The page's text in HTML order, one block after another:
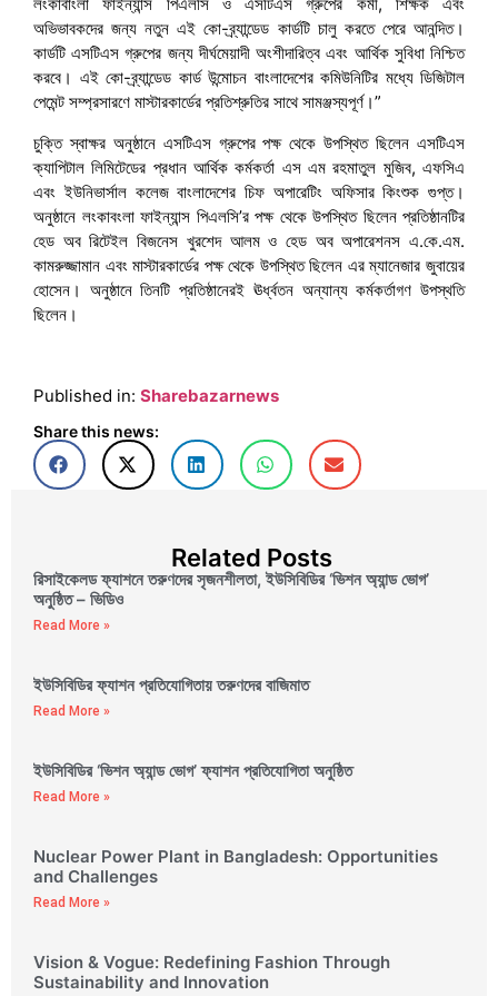
লংকাবাংলা ফাইন্যান্স পিএলসি ও এসটিএস গ্রুপের কর্মী, শিক্ষক এবং
অভিভাবকদের জন্য নতুন এই কো-ব্র্যান্ডেড কার্ডটি চালু করতে পেরে আনন্দিত।
কার্ডটি এসটিএস গ্রুপের জন্য দীর্ঘমেয়াদী অংশীদারিত্ব এবং আর্থিক সুবিধা নিশ্চিত
করবে। এই কো-ব্র্যান্ডেড কার্ড উন্মোচন বাংলাদেশের কমিউনিটির মধ্যে ডিজিটাল
পেমেন্ট সম্প্রসারণে মাস্টারকার্ডের প্রতিশ্রুতির সাথে সামঞ্জস্যপূর্ণ।”
চুক্তি স্বাক্ষর অনুষ্ঠানে এসটিএস গ্রুপের পক্ষ থেকে উপস্থিত ছিলেন এসটিএস
ক্যাপিটাল লিমিটেডের প্রধান আর্থিক কর্মকর্তা এস এম রহমাতুল মুজিব, এফসিএ
এবং ইউনিভার্সাল কলেজ বাংলাদেশের চিফ অপারেটিং অফিসার কিংশুক গুপ্ত।
অনুষ্ঠানে লংকাবংলা ফাইন্যান্স পিএলসি’র পক্ষ থেকে উপস্থিত ছিলেন প্রতিষ্ঠানটির
হেড অব রিটেইল বিজনেস খুরশেদ আলম ও হেড অব অপারেশনস এ.কে.এম.
কামরুজ্জামান এবং মাস্টারকার্ডের পক্ষ থেকে উপস্থিত ছিলেন এর ম্যানেজার জুবায়ের
হোসেন। অনুষ্ঠানে তিনটি প্রতিষ্ঠানেরই ঊর্ধ্বতন অন্যান্য কর্মকর্তাগণ উপস্থতি
ছিলেন।
Published in: Sharebazarnews
Share this news:
Related Posts
রিসাইকেলড ফ্যাশনে তরুণদের সৃজনশীলতা, ইউসিবিডির ‘ভিশন অ্যান্ড ভোগ’
অনুষ্ঠিত – ভিডিও
Read More »
ইউসিবিডির ফ্যাশন প্রতিযোগিতায় তরুণদের বাজিমাত
Read More »
ইউসিবিডির ‘ভিশন অ্যান্ড ভোগ’ ফ্যাশন প্রতিযোগিতা অনুষ্ঠিত
Read More »
Nuclear Power Plant in Bangladesh: Opportunities
and Challenges
Read More »
Vision & Vogue: Redefining Fashion Through
Sustainability and Innovation